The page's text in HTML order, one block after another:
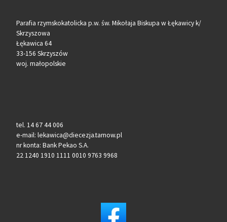
Parafia rzymskokatolicka p.w. św. Mikołaja Biskupa w Łękawicy k/
Skrzyszowa
Łękawica 64
33-156 Skrzyszów
woj. małopolskie
tel. 14 67 44 006
e-mail: lekawica@diecezja.tarnow.pl
nr konta: Bank Pekao S.A.
22 1240 1910 1111 0010 9763 9968